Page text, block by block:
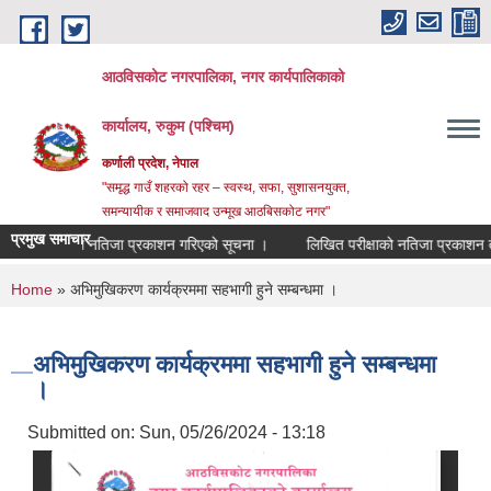
Skip to main content
आठविसकोट नगरपालिका, नगर कार्यपालिकाको
कार्यालय, रुकुम (पश्चिम)
कर्णाली प्रदेश, नेपाल
"समृद्ध गाउँ शहरको रहर – स्वस्थ, सफा, सुशासनयुक्त,
समन्यायीक र समाजवाद उन्मूख आठबिसकोट नगर"
प्रमुख समाचार
अन्तिम नतिजा प्रकाशन गरिएको सूचना । लिखित परीक्षाको नतिजा प्रकाशन तथा
You are here
Home » अभिमुखिकरण कार्यक्रममा सहभागी हुने सम्बन्धमा ।
अभिमुखिकरण कार्यक्रममा सहभागी हुने सम्बन्धमा
।
Submitted on: Sun, 05/26/2024 - 13:18